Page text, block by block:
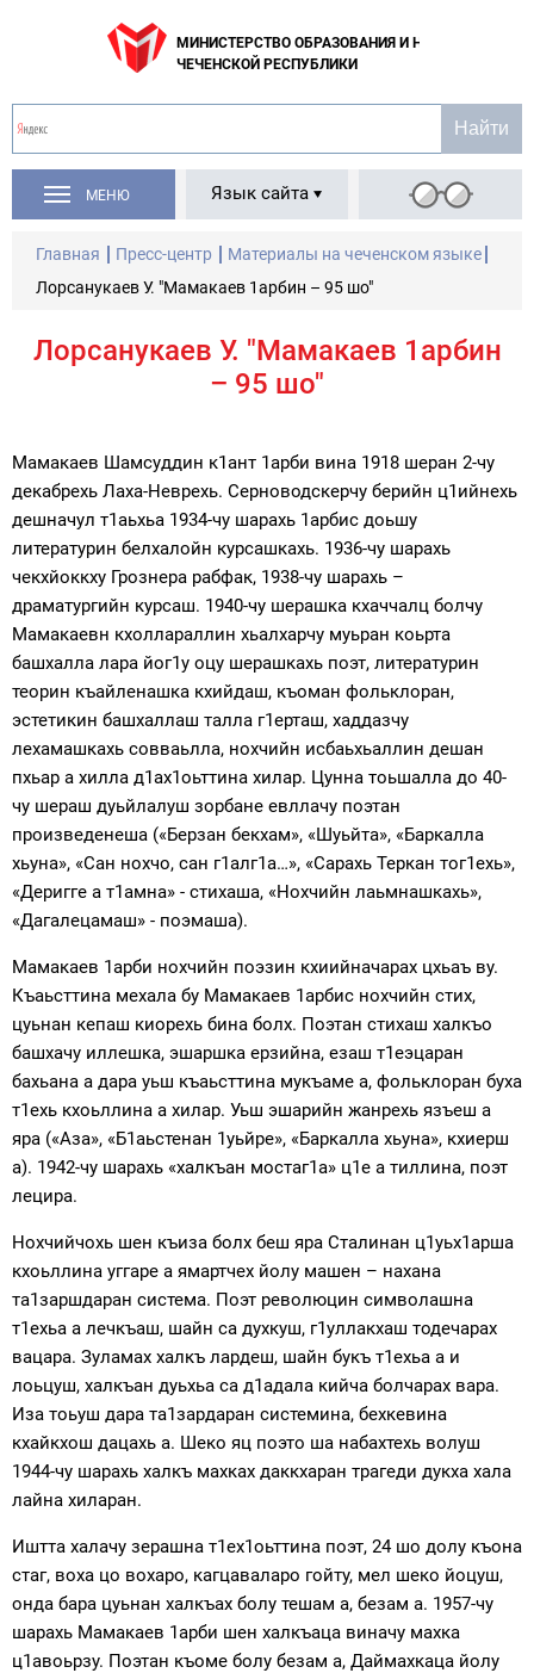
МИНИСТЕРСТВО ОБРАЗОВАНИЯ И НАУКИ
ЧЕЧЕНСКОЙ РЕСПУБЛИКИ
МЕНЮ Язык сайта
Главная Пресс-центр
Материалы на чеченском языке
Лорсанукаев У. "Мамакаев 1арбин – 95 шо"
Лорсанукаев У. "Мамакаев 1арбин
– 95 шо"
Мамакаев Шамсуддин к1ант 1арби вина 1918 шеран 2-чу
декабрехь Лаха-Неврехь. Серноводскерчу берийн ц1ийнехь
дешначул т1аьхьа 1934-чу шарахь 1арбис доьшу
литературин белхалойн курсашкахь. 1936-чу шарахь
чекхйоккху Грознера рабфак, 1938-чу шарахь –
драматургийн курсаш. 1940-чу шерашка кхаччалц болчу
Мамакаевн кхоллараллин хьалхарчу муьран коьрта
башхалла лара йог1у оцу шерашкахь поэт, литературин
теорин къайленашка кхийдаш, къоман фольклоран,
эстетикин башхаллаш талла г1ерташ, хаддазчу
лехамашкахь совваьлла, нохчийн исбаьхьаллин дешан
пхьар а хилла д1ах1оьттина хилар. Цунна тоьшалла до 40-
чу шераш дуьйлалуш зорбане евллачу поэтан
произведенеша («Берзан бекхам», «Шуьйта», «Баркалла
хьуна», «Сан нохчо, сан г1алг1а…», «Сарахь Теркан тог1ехь»,
«Деригге а т1амна» - стихаша, «Нохчийн лаьмнашкахь»,
«Дагалецамаш» - поэмаша).
Мамакаев 1арби нохчийн поэзин кхиийначарах цхьаъ ву.
Къаьсттина мехала бу Мамакаев 1арбис нохчийн стих,
цуьнан кепаш киорехь бина болх. Поэтан стихаш халкъо
башхачу иллешка, эшаршка ерзийна, езаш т1еэцаран
бахьана а дара уьш къаьсттина мукъаме а, фольклоран буха
т1ехь кхоьллина а хилар. Уьш эшарийн жанрехь язъеш а
яра («Аза», «Б1аьстенан 1уьйре», «Баркалла хьуна», кхиерш
а). 1942-чу шарахь «халкъан мостаг1а» ц1е а тиллина, поэт
лецира.
Нохчийчохь шен къиза болх беш яра Сталинан ц1уьх1арша
кхоьллина уггаре а ямартчех йолу машен – нахана
та1заршдаран система. Поэт революцин символашна
т1ехьа а лечкъаш, шайн са духкуш, г1уллакхаш тодечарах
вацара. Зуламах халкъ лардеш, шайн букъ т1ехьа а и
лоьцуш, халкъан дуьхьа са д1адала кийча болчарах вара.
Иза тоьуш дара та1зардаран системина, бехкевина
кхайкхош дацахь а. Шеко яц поэто ша набахтехь волуш
1944-чу шарахь халкъ махках даккхаран трагеди дукха хала
лайна хиларан.
Иштта халачу зерашна т1ех1оьттина поэт, 24 шо долу къона
стаг, воха цо вохаро, кагцаваларо гойту, мел шеко йоцуш,
онда бара цуьнан халкъах болу тешам а, безам а. 1957-чу
шарахь Мамакаев 1арби шен халкъаца виначу махка
ц1авоьрзу. Поэтан къоме болу безам а, Даймахкаца йолу